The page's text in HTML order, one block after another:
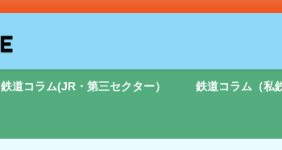
鉄道コラム(JR・第三セクター） 鉄道コラム（私